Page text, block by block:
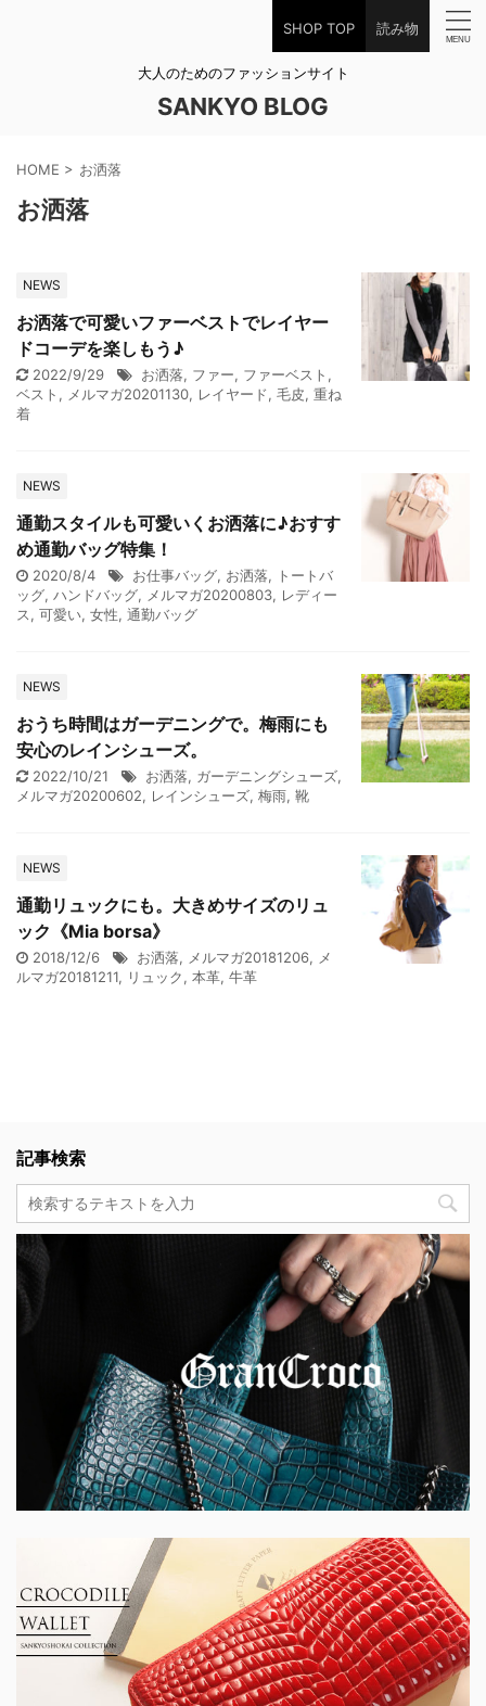
SHOP TOP 読み物
大人のためのファッションサイト
SANKYO BLOG
HOME > お洒落
お洒落
NEWS
お洒落で可愛いファーベストでレイヤー
ドコーデを楽しもう♪
2022/9/29 お洒落, ファー, ファーベスト ,
ベスト , メルマガ20201130, レイヤード, 毛皮, 重ね
着
NEWS
通勤スタイルも可愛いくお洒落に♪おすす
め通勤バッグ特集！
2020/8/4 お仕事バッグ, お洒落, トートバ
ッグ, ハンドバッグ, メルマガ20200803, レディー
ス, 可愛い, 女性, 通勤バッグ
NEWS
おうち時間はガーデニングで。梅雨にも
安心のレインシューズ。
2022/10/21 お洒落, ガーデニングシューズ,
メルマガ20200602, レインシューズ, 梅雨, 靴
NEWS
通勤リュックにも。大きめサイズのリュ
ック《Mia borsa》
2018/12/6 お洒落, メルマガ20181206, メ
ルマガ20181211, リュック, 本革, 牛革
記事検索